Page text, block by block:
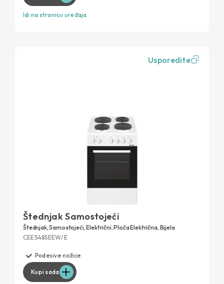
Idi na stranicu uređaja
Usporedite
Štednjak Samostojeći
Štednjak, Samostojeći, Električni, Ploča Električna, Bijela
CEE548SEEW/E
Podesive nožice
Kupi sada